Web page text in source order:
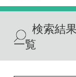
検索結果：